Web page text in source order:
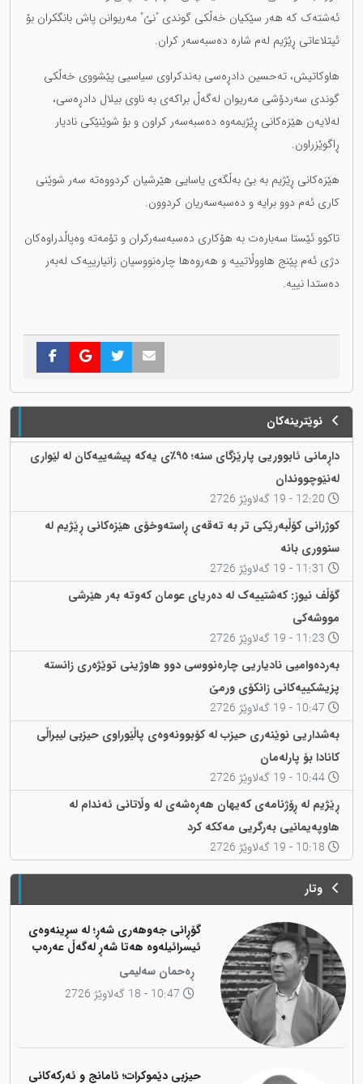
ئەشتەک کە هەر سێکیان خەڵكی گوندی "نێ" مەریوانن پاش بانگکران بۆ
ئیتلاعاتی ڕێژیم لەم شارە دەسبەسەر کران.
هاوکاتیش، تەحسین دادڕەسی بەندکراوی سیاسیی پێشووی خەڵکی
گوندی سەردۆشی مەریوان لەگەڵ براکەی بە ناوی بیلال دادڕەسی،
لەلایەن هێزەکانی ڕێژیمەوە دەسبەسەر کراون و بۆ شوێنێکی نادیار
ڕاگوێزراون.
هێزەکانی ڕێژیم بە بێ بەڵگەی یاسایی هێرشیان کردووەتە سەر شوێنی
کاری ئەم دوو برایە و دەسبەسەریان کردوون.
تاکوو ئێستا سەبارەت بە هۆکاری دەسبەسەرکران و تۆمەتە وەپاڵدراوەکان
دژی ئەم پێنج هاووڵاتییە و هەروەها چارەنووسیان زانیارییەک لەبەر
دەستدا نییە.
نوێترینەکان
داڕمانی ئابووریی پارێزگای سنە؛ ٩٥٪ی یەکە پیشەییەکان لە لێواری
لەنێوچووندان
کوژرانی کۆڵبەرێکی تر بە تەقەی ڕاستەوخۆی هێزەکانی ڕێژیم لە
سنووری بانه
گۆڵف نیوز: کەشتییەک لە دەریای عومان کەوتە بەر هێرشی
مووشەکی
بەردەوامیی نادیاریی چارەنووسی دوو هاوژینی توێژەری زانستە
پزیشکییەکانی زانکۆی ورمێ
بەشداریی نوێنەری حیزب لە کۆبوونەوەی پاڵێوراوی حیزبی لیبراڵی
کانادا بۆ پارلەمان
ڕێژیم لە ڕۆژنامەی کەیهان هەڕەشەی لە وڵاتانی ئەندام لە
هاوپەیمانیی بەرگریی مەککە کرد
وتار
گۆڕانی جەوهەری شەڕ؛ لە سڕینەوەی
ئیسرائیلەوە هەتا شەڕ لەگەڵ عەرەب
ڕەحمان سەلیمی
حیزبی دێموکرات؛ ئامانج و ئەرکەکانی